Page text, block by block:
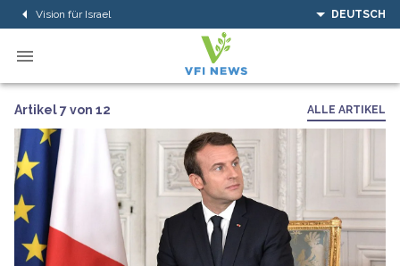
Vision für Israel DEUTSCH
Artikel 7 von 12 ALLE ARTIKEL